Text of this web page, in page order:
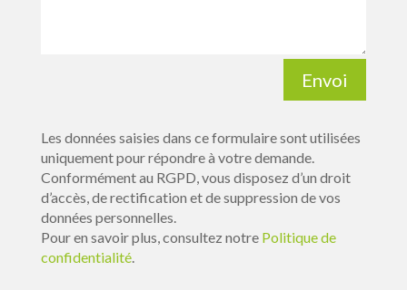
Envoi
Les données saisies dans ce formulaire sont utilisées
uniquement pour répondre à votre demande.
Conformément au RGPD, vous disposez d’un droit
d’accès, de rectification et de suppression de vos
données personnelles.
Pour en savoir plus, consultez notre Politique de
confidentialité.